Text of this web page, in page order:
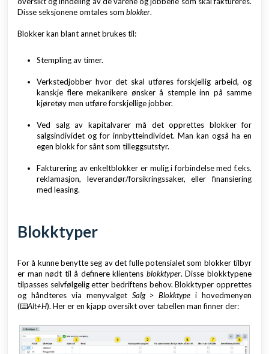
Disse seksjonene omtales som blokker.
Blokker kan blant annet brukes til:
Stempling av timer.
Verkstedjobber hvor det skal utføres forskjellig arbeid, og
kanskje flere mekanikere ønsker å stemple inn på samme
kjøretøy men utføre forskjellige jobber.
Ved salg av kapitalvarer må det opprettes blokker for
salgsindividet og for innbytteindividet. Man kan også ha en
egen blokk for sånt som tilleggsutstyr.
Fakturering av enkeltblokker er mulig i forbindelse med f.eks.
reklamasjon, leverandør/forsikringssaker, eller finansiering
med leasing.
Blokktyper
For å kunne benytte seg av det fulle potensialet som blokker tilbyr
er man nødt til å definere klientens blokktyper. Disse blokktypene
tilpasses selvfølgelig etter bedriftens behov. Blokktyper opprettes
og håndteres via menyvalget Salg > Blokktype i hovedmenyen
(⌨️Alt+H). Her er en kjapp oversikt over tabellen man finner der: